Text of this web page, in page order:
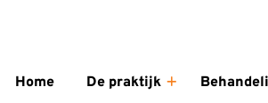
Home
De praktijk